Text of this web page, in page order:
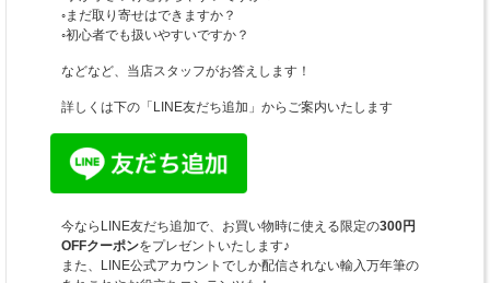
◦まだ取り寄せはできますか？
◦初心者でも扱いやすいですか？
などなど、当店スタッフがお答えします！
詳しくは下の「LINE友だち追加」からご案内いたします
今ならLINE友だち追加で、お買い物時に使える限定の300円
OFFクーポンをプレゼントいたします♪
また、LINE公式アカウントでしか配信されない輸入万年筆の